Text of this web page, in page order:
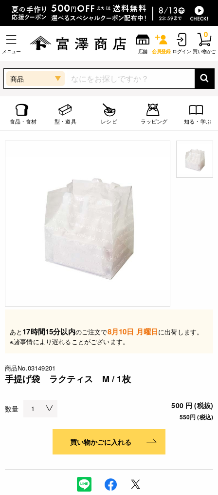
メニュー 店舗 会員登録 ログイン 買い物かご
0
商品
食品・食材 型・道具 レシピ ラッピング 知る・学ぶ
あと 17時間15分以内のご注文で8月10日 月曜日に出荷します。
※諸事情により遅れることがございます。
商品No.03149201
手提げ袋 ラクティス M / 1枚
数量 500 円 (税抜)
550円 (税込)
買い物かごに入れる